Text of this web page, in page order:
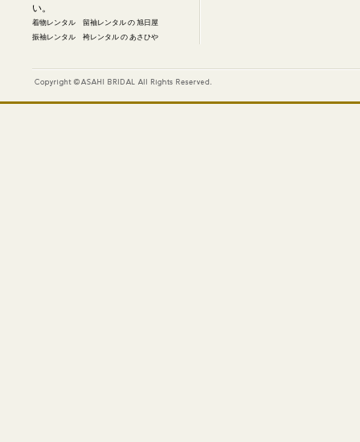
い。
着物レンタル 留袖レンタル の 旭日屋
振袖レンタル 袴レンタル の あさひや